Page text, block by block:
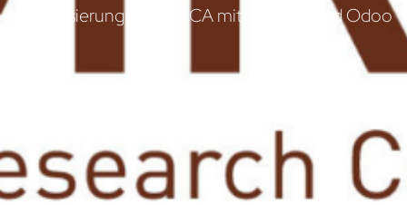
Digitalisierung von MRCA mit braintec und Odoo